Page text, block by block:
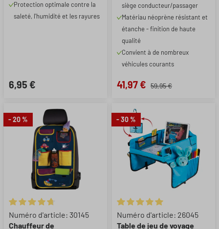
Protection optimale contre la
saleté, l'humidité et les rayures
6,95 €
siège conducteur/passager
Matériau néoprène résistant et
étanche - finition de haute
qualité
Convient à de nombreux
véhicules courants
41,97 € 59,95 €
- 20 %
Note moyenne de 4.8 sur 5 étoiles
Numéro d'article: 30145
Chauffeur de
- 30 %
Note moyenne de 5 sur 5
Numéro d'article: 26045
Table de jeu de voyage